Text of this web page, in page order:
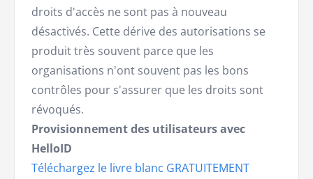
droits d'accès ne sont pas à nouveau
désactivés. Cette dérive des autorisations se
produit très souvent parce que les
organisations n'ont souvent pas les bons
contrôles pour s'assurer que les droits sont
révoqués.
Provisionnement des utilisateurs avec
HelloID
Téléchargez le livre blanc GRATUITEMENT